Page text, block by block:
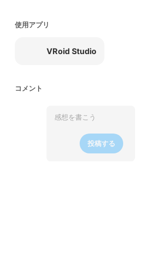
使用アプリ
VRoid Studio
コメント
投稿する